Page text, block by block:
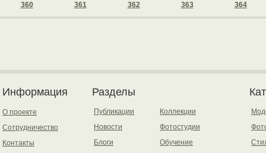
360 361 362 363 364
Информация
О проекте
Сотрудничество
Контакты
Разделы
Публикации
Новости
Блоги
Коллекции
Фотостудии
Обучение